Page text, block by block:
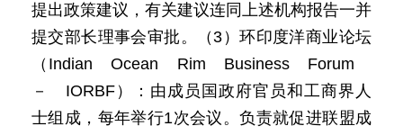
提出政策建议，有关建议连同上述机构报告一并
提交部长理事会审批。（3）环印度洋商业论坛
（Indian Ocean Rim Business Forum
－ IORBF）：由成员国政府官员和工商界人
士组成，每年举行1次会议。负责就促进联盟成